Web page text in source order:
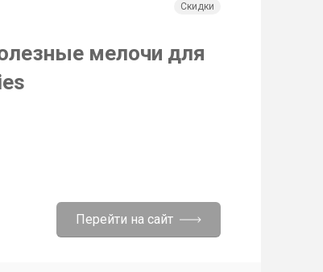
Скидки
мелочи для
Перейти на сайт